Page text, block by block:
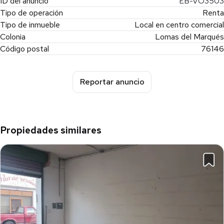
📩 Agenda una cita y conoce este local comercial en renta en
Plaza Lomas.
Una excelente oportunidad para establecer tu negocio en una
zona estratégica de Querétaro.
Tipo de operación
Renta
Tipo de inmueble
Local en centro comercial
Colonia
Lomas del Marqués
Código postal
76146
Reportar anuncio
Propiedades similares